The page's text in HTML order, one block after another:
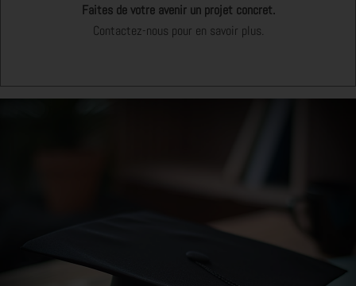
Faites de votre avenir un projet concret.
Contactez-nous pour en savoir plus.